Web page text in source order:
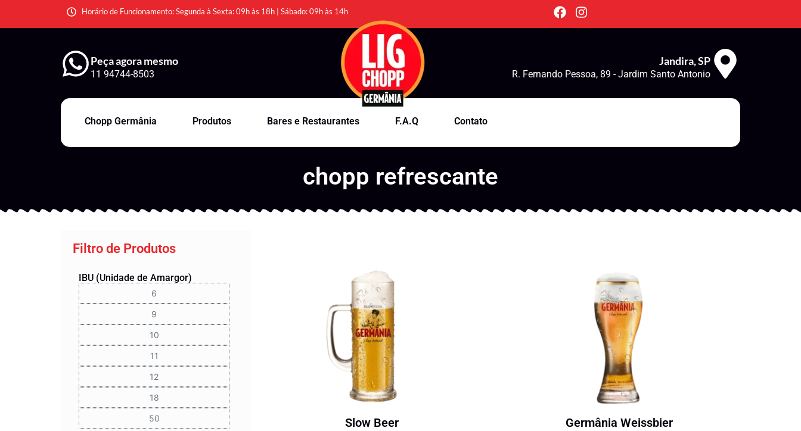
Horário de Funcionamento: Segunda à Sexta: 09h às 18h | Sábado: 09h às 14h
Peça agora mesmo
11 94744-8503
Jandira, SP
R. Fernando Pessoa, 89 - Jardim Santo Antonio
Chopp Germânia Produtos Bares e Restaurantes F.A.Q Contato
chopp refrescante
Filtro de Produtos
IBU (Unidade de Amargor)
6
9
10
11
12
18
50 Slow Beer Germânia Weissbier